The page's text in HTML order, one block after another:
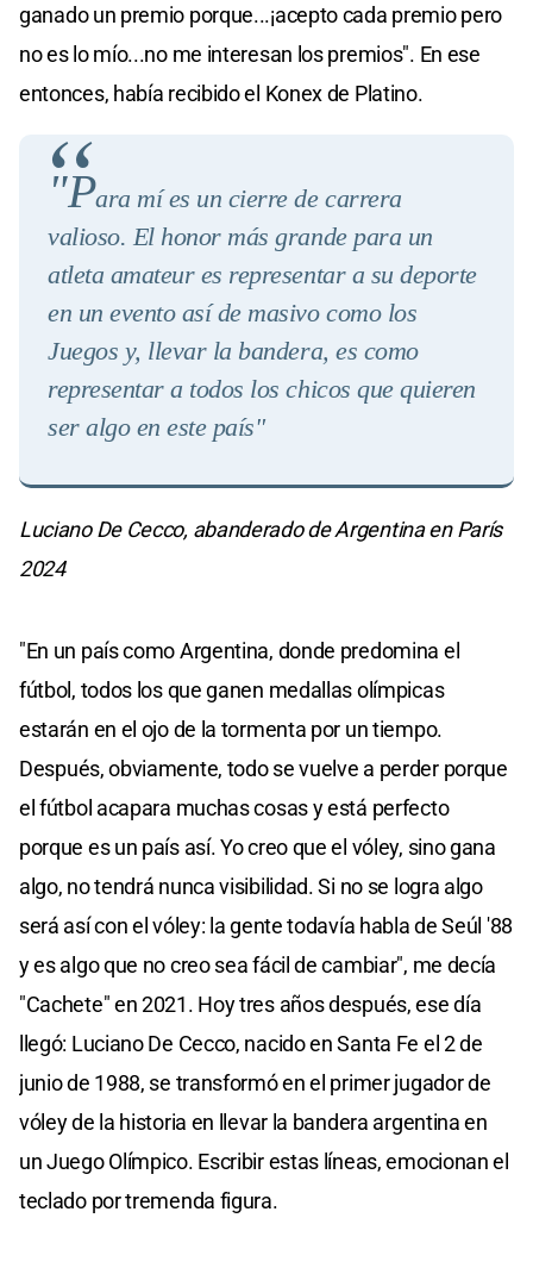
ganado un premio porque...¡acepto cada premio pero
no es lo mío...no me interesan los premios". En ese
entonces, había recibido el Konex de Platino.
"Para mí es un cierre de carrera
valioso. El honor más grande para un
atleta amateur es representar a su deporte
en un evento así de masivo como los
Juegos y, llevar la bandera, es como
representar a todos los chicos que quieren
ser algo en este país"
Luciano De Cecco, abanderado de Argentina en París
2024
"En un país como Argentina, donde predomina el
fútbol, todos los que ganen medallas olímpicas
estarán en el ojo de la tormenta por un tiempo.
Después, obviamente, todo se vuelve a perder porque
el fútbol acapara muchas cosas y está perfecto
porque es un país así. Yo creo que el vóley, sino gana
algo, no tendrá nunca visibilidad. Si no se logra algo
será así con el vóley: la gente todavía habla de Seúl '88
y es algo que no creo sea fácil de cambiar", me decía
"Cachete" en 2021. Hoy tres años después, ese día
llegó: Luciano De Cecco, nacido en Santa Fe el 2 de
junio de 1988, se transformó en el primer jugador de
vóley de la historia en llevar la bandera argentina en
un Juego Olímpico. Escribir estas líneas, emocionan el
teclado por tremenda figura.